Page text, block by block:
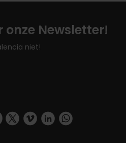
onze Newsletter!
niet!
visit_valencia/
user/
www.facebook.com/
https://twitter.com/
https://vimeo.com/
https://www.linkedin.com/company/turismo-valencia/https://api.whatsapp.com/send/